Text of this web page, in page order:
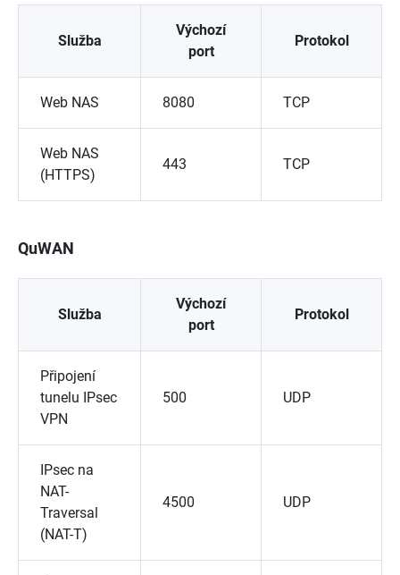
Služba
Výchozí
port
Protokol
Web NAS 8080 TCP
Web NAS
(HTTPS)
443 TCP
QuWAN
Služba
Výchozí
port
Protokol
Připojení
tunelu IPsec
VPN
500 UDP
IPsec na
NAT-
Traversal
(NAT-T)
4500 UDP